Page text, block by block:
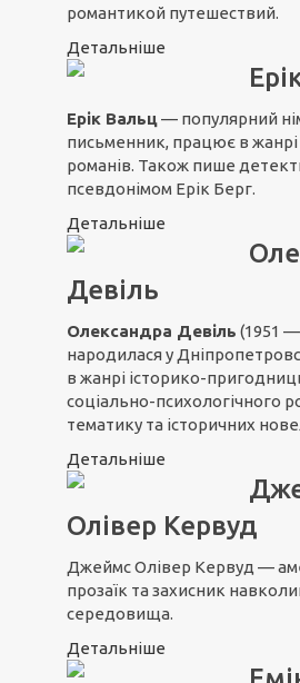
романтикой путешествий.
Детальніше
Ерік Вальц— популярний
письменник, працює в жанрі
романів. Також пише
псевдонімом Ерік Берг.
Детальніше
Девіль
Олександра Девіль (1951
народилася у
в жанрі історико-
соціально-психологічного
тематику та історичних
Детальніше
Олівер Кервуд
Джеймс Олівер Кервуд —
прозаїк та захисник
середовища.
Детальніше